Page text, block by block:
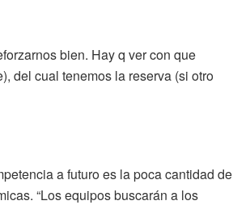
bien. Hay q ver con que
del cual tenemos la reserva (si otro
a futuro es la poca cantidad de
“Los equipos buscarán a los